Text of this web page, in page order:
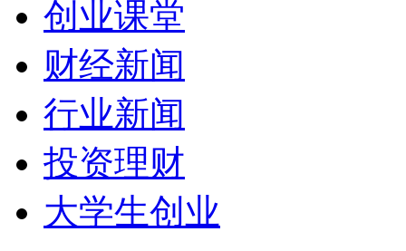
创业课堂
财经新闻
行业新闻
投资理财
大学生创业